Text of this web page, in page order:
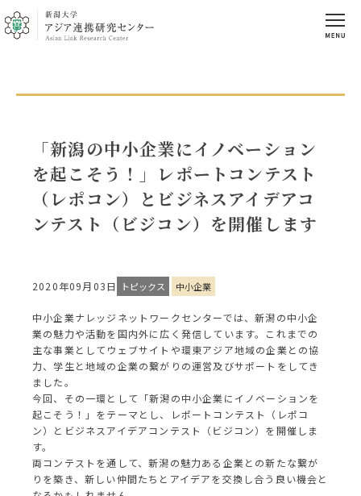
「新潟の中小企業にイノベーション
を起こそう！」レポートコンテスト
（レポコン）とビジネスアイデアコ
ンテスト（ビジコン）を開催します
2020年09月03日 トピックス 中小企業
中小企業ナレッジネットワークセンターでは、新潟の中小企
業の魅力や活動を国内外に広く発信しています。これまでの
主な事業としてウェブサイトや環東アジア地域の企業との協
力、学生と地域の企業の繋がりの運営及びサポートをしてき
ました。
今回、その一環として「新潟の中小企業にイノベーションを
起こそう！」をテーマとし、レポートコンテスト（レポコ
ン）とビジネスアイデアコンテスト（ビジコン）を開催しま
す。
両コンテストを通して、新潟の魅力ある企業との新たな繋が
りを築き、新しい仲間たちとアイデアを交換し合う良い機会と